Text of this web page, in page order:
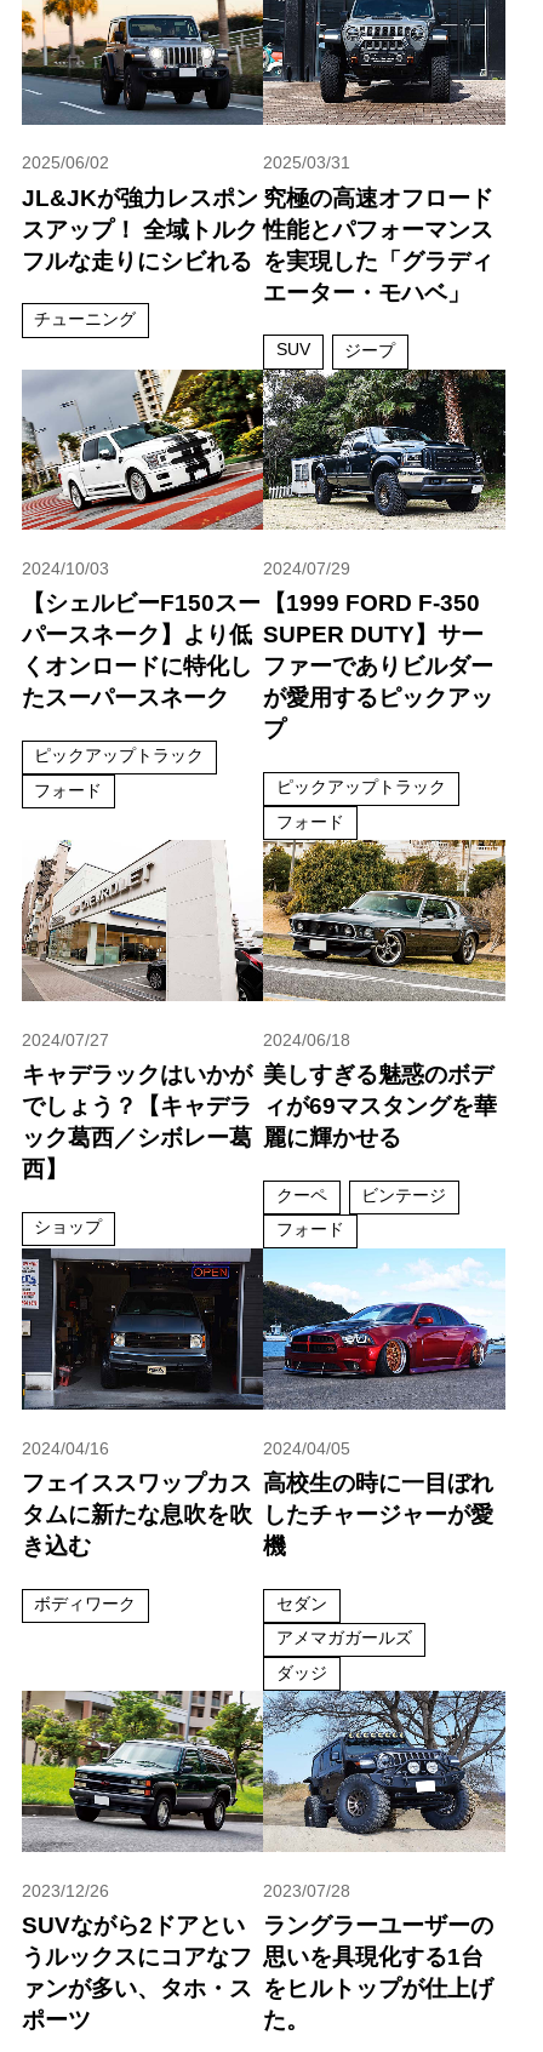
2025/06/02
JL&JKが強力レスポン
スアップ！ 全域トルク
フルな走りにシビれる
チューニング
2025/03/31
究極の高速オフロード
性能とパフォーマンス
を実現した「グラディ
エーター・モハベ」
SUV ジープ
2024/10/03
【シェルビーF150スー
パースネーク】より低
くオンロードに特化し
たスーパースネーク
ピックアップトラック
フォード
2024/07/29
【1999 FORD F-350
SUPER DUTY】サー
ファーでありビルダー
が愛用するピックアッ
プ
ピックアップトラック
フォード
2024/07/27
キャデラックはいかが
でしょう？【キャデラ
ック葛西／シボレー葛
西】
ショップ
2024/06/18
美しすぎる魅惑のボデ
ィが69マスタングを華
麗に輝かせる
クーペ
ビンテージ
フォード
2024/04/16
フェイススワップカス
タムに新たな息吹を吹
き込む
ボディワーク
2024/04/05
高校生の時に一目ぼれ
したチャージャーが愛
機
セダン
アメマガガールズ
ダッジ
2023/12/26
SUVながら2ドアとい
うルックスにコアなフ
ァンが多い、タホ・ス
ポーツ
2023/07/28
ラングラーユーザーの
思いを具現化する1台
をヒルトップが仕上げ
た。